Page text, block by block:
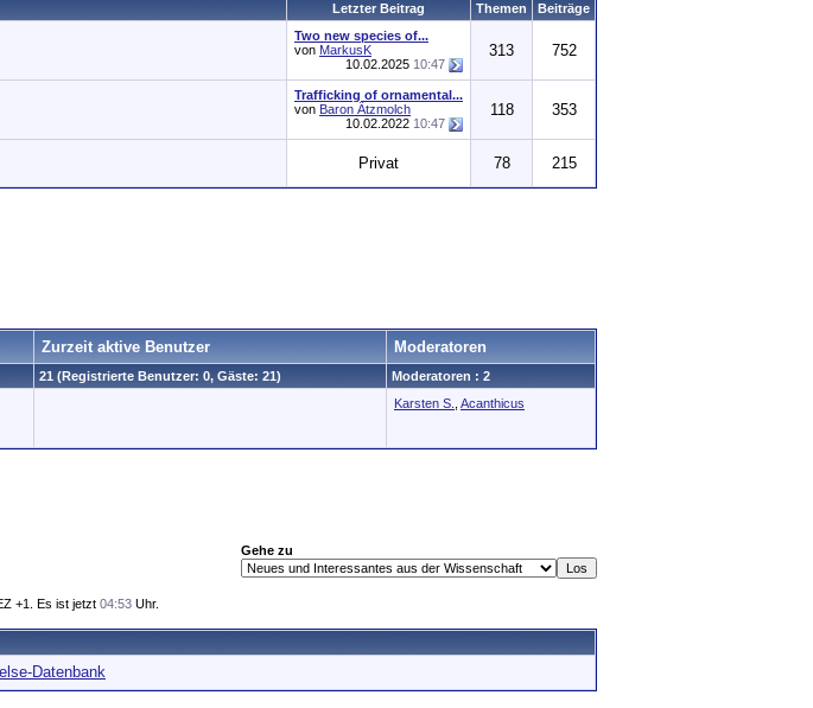
Letzter Beitrag Themen Beiträge
Two new species of...
von MarkusK
10.02.2025 10:47
313 752
Trafficking of ornamental...
von Baron Ätzmolch
10.02.2022 10:47
118 353
Privat 78 215
Zurzeit aktive Benutzer Moderatoren
21 (Registrierte Benutzer: 0, Gäste: 21) Moderatoren : 2
Karsten S. Acanthicus
Gehe zu
+1. Es ist jetzt 04:53 Uhr.